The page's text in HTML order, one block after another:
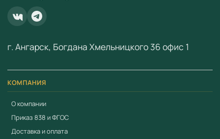
ООО «Учебный Стандарт» — поставщик
образовательного оборудования по ФГОС с 2018 года.
ИНН 3801158281.
КОМПАНИЯ
О компании
Приказ 838 и ФГОС
Доставка и оплата
г. Ангарск, Богдана Хмельницкого 36 офис 1